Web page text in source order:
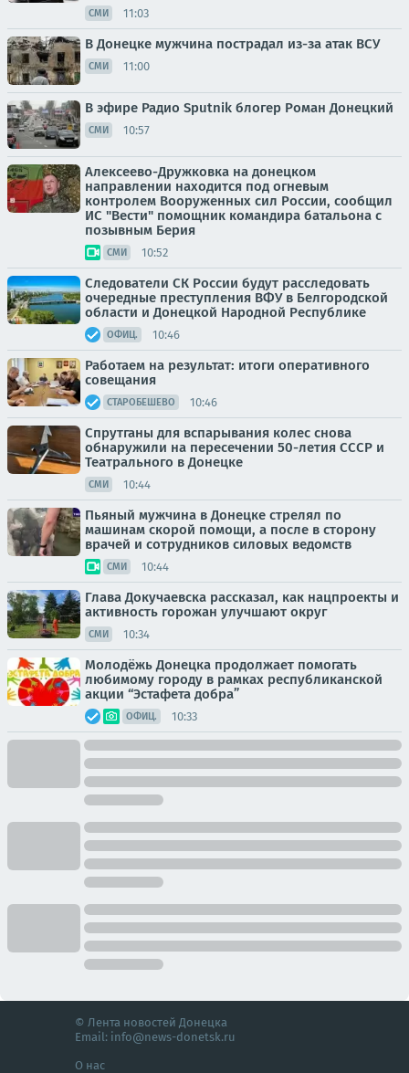
СМИ 11:03
В Донецке мужчина пострадал из-за атак ВСУ
СМИ 11:00
В эфире Радио Sputnik блогер Роман Донецкий
СМИ 10:57
Алексеево-Дружковка на донецком
направлении находится под огневым
контролем Вооруженных сил России, сообщил
ИС "Вести" помощник командира батальона с
позывным Берия
СМИ 10:52
Следователи СК России будут расследовать
очередные преступления ВФУ в Белгородской
области и Донецкой Народной Республике
ОФИЦ. 10:46
Работаем на результат: итоги оперативного
совещания
СТАРОБЕШЕВО 10:46
Спрутганы для вспарывания колес снова
обнаружили на пересечении 50-летия СССР и
Театрального в Донецке
СМИ 10:44
Пьяный мужчина в Донецке стрелял по
машинам скорой помощи, а после в сторону
врачей и сотрудников силовых ведомств
СМИ 10:44
Глава Докучаевска рассказал, как нацпроекты и
активность горожан улучшают округ
СМИ 10:34
Молодёжь Донецка продолжает помогать
любимому городу в рамках республиканской
акции “Эстафета добра”
ОФИЦ. 10:33
© Лента новостей Донецка
Email: info@news-donetsk.ru
О нас